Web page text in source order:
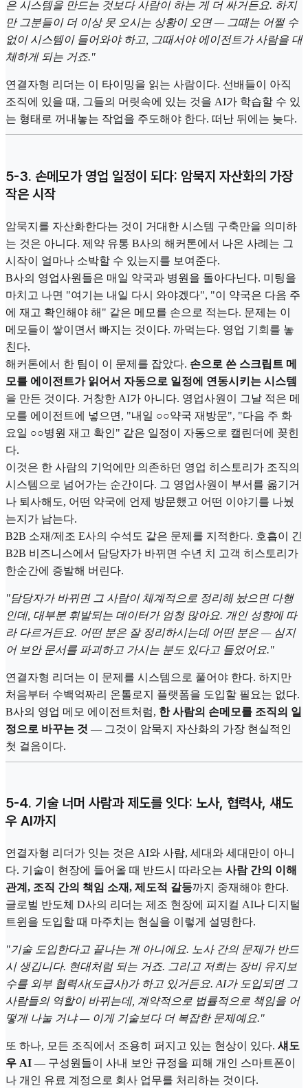
은 시스템을 만드는 것보다 사람이 하는 게 더 싸거든요. 하지
만 그분들이 더 이상 못 오시는 상황이 오면 — 그때는 어쩔 수
없이 시스템이 들어와야 하고, 그때서야 에이전트가 사람을 대
체하게 되는 거죠."
연결자형 리더는 이 타이밍을 읽는 사람이다. 선배들이 아직
조직에 있을 때, 그들의 머릿속에 있는 것을 AI가 학습할 수 있
는 형태로 꺼내놓는 작업을 주도해야 한다. 떠난 뒤에는 늦다.
5-3. 손메모가 영업 일정이 되다: 암묵지 자산화의 가장
작은 시작
암묵지를 자산화한다는 것이 거대한 시스템 구축만을 의미하
는 것은 아니다. 제약 유통 B사의 해커톤에서 나온 사례는 그
시작이 얼마나 소박할 수 있는지를 보여준다.
B사의 영업사원들은 매일 약국과 병원을 돌아다닌다. 미팅을
마치고 나면 "여기는 내일 다시 와야겠다", "이 약국은 다음 주
에 재고 확인해야 해" 같은 메모를 손으로 적는다. 문제는 이
메모들이 쌓이면서 빠지는 것이다. 까먹는다. 영업 기회를 놓
친다.
해커톤에서 한 팀이 이 문제를 잡았다. 손으로 쓴 스크립트 메
모를 에이전트가 읽어서 자동으로 일정에 연동시키는 시스템
을 만든 것이다. 거창한 AI가 아니다. 영업사원이 그날 적은 메
모를 에이전트에 넣으면, "내일 ○○약국 재방문", "다음 주 화
요일 ○○병원 재고 확인" 같은 일정이 자동으로 캘린더에 꽂힌
다.
이것은 한 사람의 기억에만 의존하던 영업 히스토리가 조직의
시스템으로 넘어가는 순간이다. 그 영업사원이 부서를 옮기거
나 퇴사해도, 어떤 약국에 언제 방문했고 어떤 이야기를 나눴
는지가 남는다.
B2B 소재/제조 E사의 수석도 같은 문제를 지적한다. 호흡이 긴
B2B 비즈니스에서 담당자가 바뀌면 수년 치 고객 히스토리가
한순간에 증발해 버린다.
"담당자가 바뀌면 그 사람이 체계적으로 정리해 놨으면 다행
인데, 대부분 휘발되는 데이터가 엄청 많아요. 개인 성향에 따
라 다르거든요. 어떤 분은 잘 정리하시는데 어떤 분은 — 심지
어 보안 문서를 파괴하고 가시는 분도 있다고 들었어요."
연결자형 리더는 이 문제를 시스템으로 풀어야 한다. 하지만
처음부터 수백억짜리 온톨로지 플랫폼을 도입할 필요는 없다.
B사의 영업 메모 에이전트처럼, 한 사람의 손메모를 조직의 일
정으로 바꾸는 것 — 그것이 암묵지 자산화의 가장 현실적인
첫 걸음이다.
5-4. 기술 너머 사람과 제도를 잇다: 노사, 협력사, 섀도
우 AI까지
연결자형 리더가 잇는 것은 AI와 사람, 세대와 세대만이 아니
다. 기술이 현장에 들어올 때 반드시 따라오는 사람 간의 이해
관계, 조직 간의 책임 소재, 제도적 갈등까지 중재해야 한다.
글로벌 반도체 D사의 리더는 제조 현장에 피지컬 AI나 디지털
트윈을 도입할 때 마주치는 현실을 이렇게 설명한다.
"기술 도입한다고 끝나는 게 아니에요. 노사 간의 문제가 반드
시 생깁니다. 현대처럼 되는 거죠. 그리고 저희는 장비 유지보
수를 외부 협력사(도급사)가 하고 있거든요. AI가 도입되면 그
사람들의 역할이 바뀌는데, 계약적으로 법률적으로 책임을 어
떻게 나눌 거냐 — 이게 기술보다 더 복잡한 문제예요."
또 하나, 모든 조직에서 조용히 퍼지고 있는 현상이 있다. 섀도
우 AI — 구성원들이 사내 보안 규정을 피해 개인 스마트폰이
나 개인 유료 계정으로 회사 업무를 처리하는 것이다.